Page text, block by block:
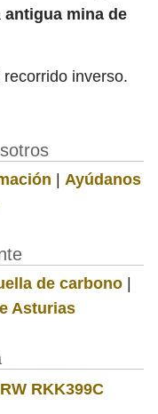
antigua mina de
inverso.
| Ayúdanos
de carbono|
Asturias
RKK399C